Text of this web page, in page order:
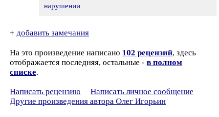
нарушении
+ добавить замечания
На это произведение написано 102 рецензий, здесь
отображается последняя, остальные - в полном
списке.
Написать рецензию
Написать личное сообщение
Другие произведения автора Олег Игорьин